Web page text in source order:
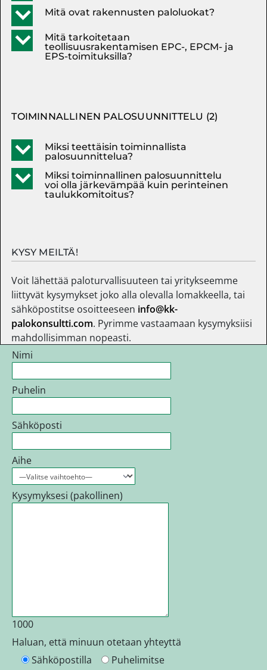
b Mitä ovat rakennusten paloluokat?
b
Mitä tarkoitetaan
teollisuusrakentamisen EPC-, EPCM- ja
EPS-toimituksilla?
TOIMINNALLINEN PALOSUUNNITTELU (2)
b
Miksi teettäisin toiminnallista
palosuunnittelua?
b
Miksi toiminnallinen palosuunnittelu
voi olla järkevämpää kuin perinteinen
taulukkomitoitus?
KYSY MEILTÄ!
Voit lähettää paloturvallisuuteen tai yritykseemme
liittyvät kysymykset joko alla olevalla lomakkeella, tai
sähköpostitse osoitteeseen info@kk-
palokonsultti.com. Pyrimme vastaamaan kysymyksiisi
mahdollisimman nopeasti.
Nimi
Puhelin
Sähköposti
Aihe
Kysymyksesi (pakollinen)
1000
Haluan, että minuun otetaan yhteyttä
Sähköpostilla
Puhelimitse